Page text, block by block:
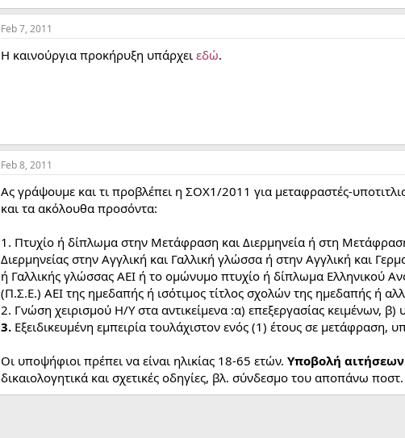
Feb 7, 2011
Η καινούργια προκήρυξη υπάρχει εδώ.
Feb 8, 2011
Ας γράψουμε και τι προβλέπει η ΣΟΧ1/2011 για μεταφραστές-
και τα ακόλουθα προσόντα:
1. Πτυχίο ή δίπλωμα στην Μετάφραση και Διερμηνεία ή στη
Διερμηνείας στην Αγγλική και Γαλλική γλώσσα ή στην Αγγλική και
ή Γαλλικής γλώσσας ΑΕΙ ή το ομώνυμο πτυχίο ή δίπλωμα Ελληνικού
(Π.Σ.Ε.) ΑΕΙ της ημεδαπής ή ισότιμος τίτλος σχολών της ημεδαπής ή
2. Γνώση χειρισμού Η/Υ στα αντικείμενα :α) επεξεργασίας κειμένων,
3. Εξειδικευμένη εμπειρία τουλάχιστον ενός (1) έτους σε
Οι υποψήφιοι πρέπει να είναι ηλικίας 18-65 ετών. Υποβολή
δικαιολογητικά και σχετικές οδηγίες, βλ. σύνδεσμο του αποπάνω ποστ.